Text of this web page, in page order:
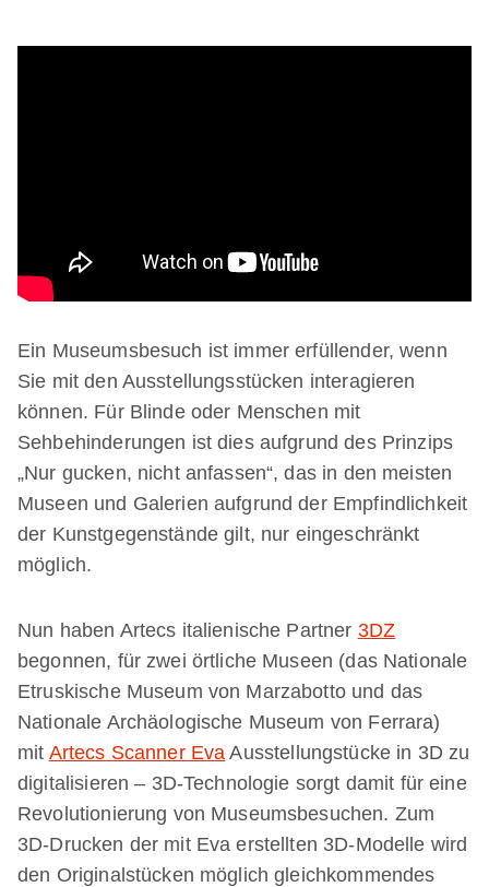
Ein Museumsbesuch ist immer erfüllender, wenn
Sie mit den Ausstellungsstücken interagieren
können. Für Blinde oder Menschen mit
Sehbehinderungen ist dies aufgrund des Prinzips
„Nur gucken, nicht anfassen“, das in den meisten
Museen und Galerien aufgrund der Empfindlichkeit
der Kunstgegenstände gilt, nur eingeschränkt
möglich.
Nun haben Artecs italienische Partner 3DZ
begonnen, für zwei örtliche Museen (das Nationale
Etruskische Museum von Marzabotto und das
Nationale Archäologische Museum von Ferrara)
mit Artecs Scanner Eva Ausstellungstücke in 3D zu
digitalisieren – 3D-Technologie sorgt damit für eine
Revolutionierung von Museumsbesuchen. Zum
3D-Drucken der mit Eva erstellten 3D-Modelle wird
den Originalstücken möglich gleichkommendes